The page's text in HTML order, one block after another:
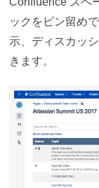
ックをピン留め
示、ディスカッ
きます。